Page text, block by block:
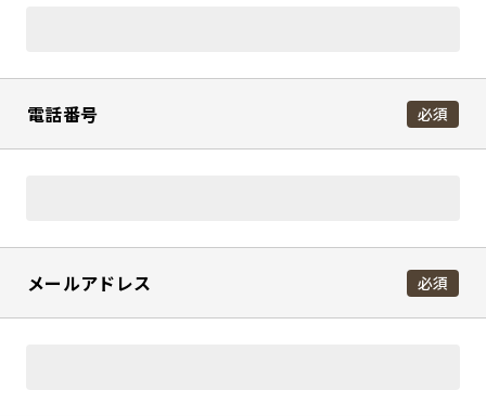
電話番号 必須
メールアドレス 必須